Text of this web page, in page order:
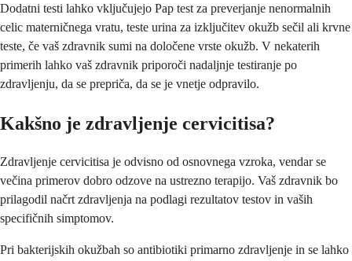
Dodatni testi lahko vključujejo Pap test za preverjanje nenormalnih
celic materničnega vratu, teste urina za izključitev okužb sečil ali krvne
teste, če vaš zdravnik sumi na določene vrste okužb. V nekaterih
primerih lahko vaš zdravnik priporoči nadaljnje testiranje po
zdravljenju, da se prepriča, da se je vnetje odpravilo.
Kakšno je zdravljenje cervicitisa?
Zdravljenje cervicitisa je odvisno od osnovnega vzroka, vendar se
večina primerov dobro odzove na ustrezno terapijo. Vaš zdravnik bo
prilagodil načrt zdravljenja na podlagi rezultatov testov in vaših
specifičnih simptomov.
Pri bakterijskih okužbah so antibiotiki primarno zdravljenje in se lahko